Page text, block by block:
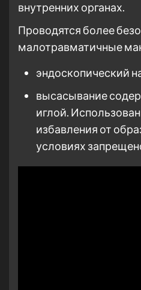
внутренних органах.
Проводятся более
малотравматичные
эндоскопический
высасывание
иглой.
избавления от
условиях